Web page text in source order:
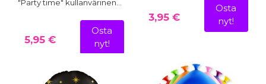
"Party time" kullanvärinen…
5,95 €
Osta
nyt!
3,95 €
Osta
nyt!